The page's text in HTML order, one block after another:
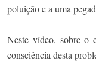
poluição e a uma
Neste vídeo, sobre o
consciência desta